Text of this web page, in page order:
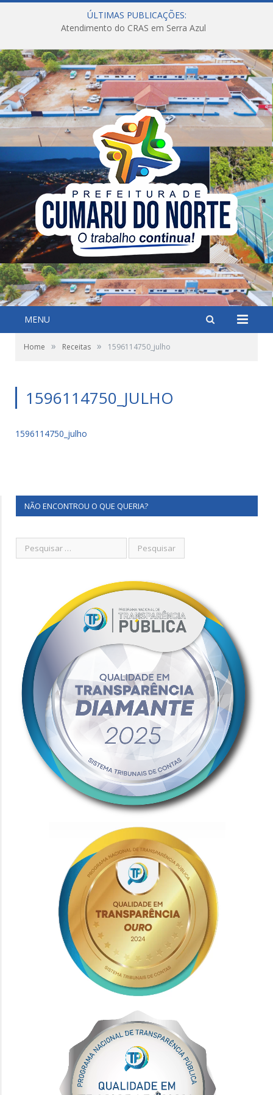
ÚLTIMAS PUBLICAÇÕES:
Atendimento do CRAS em Serra Azul
MENU
Home » Receitas » 1596114750_julho
1596114750_JULHO
1596114750_julho
NÃO ENCONTROU O QUE QUERIA?